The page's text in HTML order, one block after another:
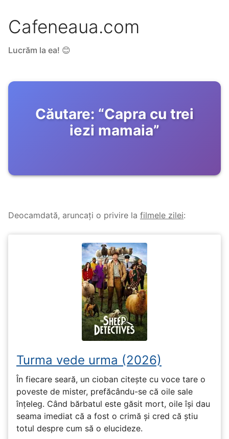
Cafeneaua.com
Lucrăm la ea! 😊
Căutare: “Capra cu trei
iezi mamaia”
Deocamdată, aruncați o privire la filmele zilei:
Turma vede urma (2026)
În fiecare seară, un cioban citește cu voce tare o
poveste de mister, prefăcându-se că oile sale
înțeleg. Când bărbatul este găsit mort, oile își dau
seama imediat că a fost o crimă și cred că știu
totul despre cum să o elucideze.